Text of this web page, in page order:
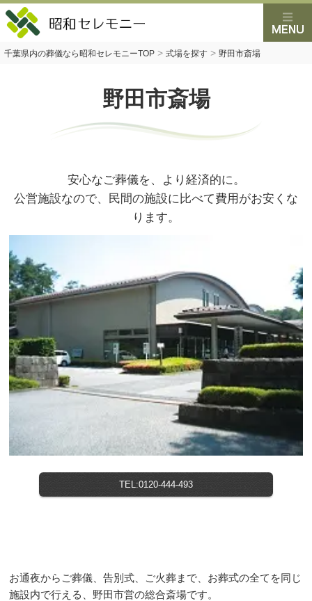
千葉県内の葬儀なら昭和セレモニーTOP > 式場を探す > 野田市斎場
野田市斎場
安心なご葬儀を、より経済的に。
公営施設なので、民間の施設に比べて費用がお安くな
ります。
TEL:0120-444-493
お通夜からご葬儀、告別式、ご火葬まで、お葬式の全てを同じ
施設内で行える、野田市営の総合斎場です。